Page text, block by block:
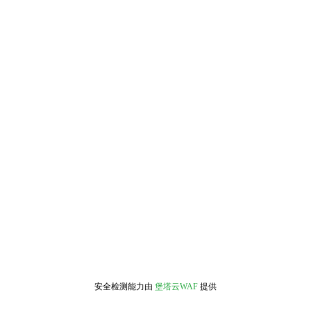
安全检测能力由 堡塔云WAF 提供